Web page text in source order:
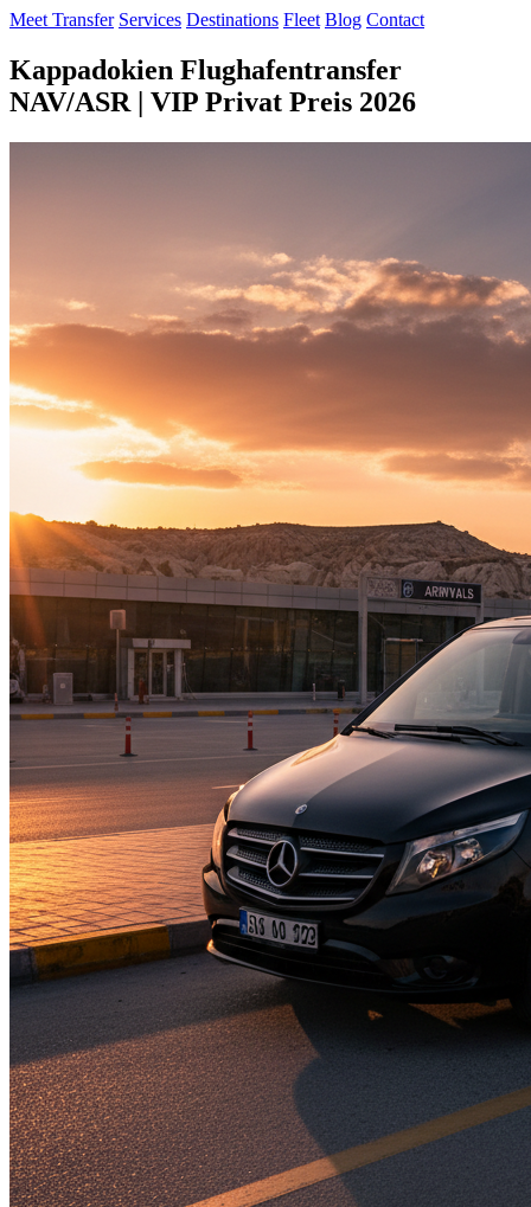
Meet Transfer Services Destinations Fleet Blog Contact
Kappadokien Flughafentransfer
NAV/ASR | VIP Privat Preis 2026